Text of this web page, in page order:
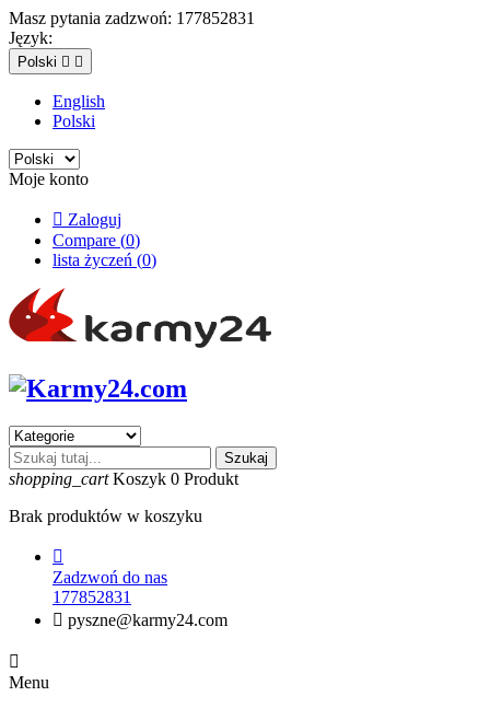
Masz pytania zadzwoń: 177852831
Język:
Polski  
English
Polski
Moje konto
 Zaloguj
Compare (0)
lista życzeń (0)
Szukaj
shopping_cart Koszyk 0 Produkt
Brak produktów w koszyku

Zadzwoń do nas
177852831
 pyszne@karmy24.com

Menu